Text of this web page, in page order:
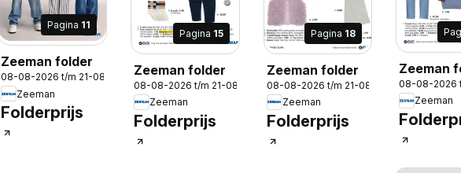
Pagina 11
Zeeman folder
08-08-2026 t/m 21-08-2026
Zeeman
Folderprijs
Pagina 15
Zeeman folder
08-08-2026 t/m 21-08-2026
Zeeman
Folderprijs
Pagina 18
Zeeman folder
08-08-2026 t/m 21-08-2026
Zeeman
Folderprijs
Zeeman
08-08-2026
Zeeman